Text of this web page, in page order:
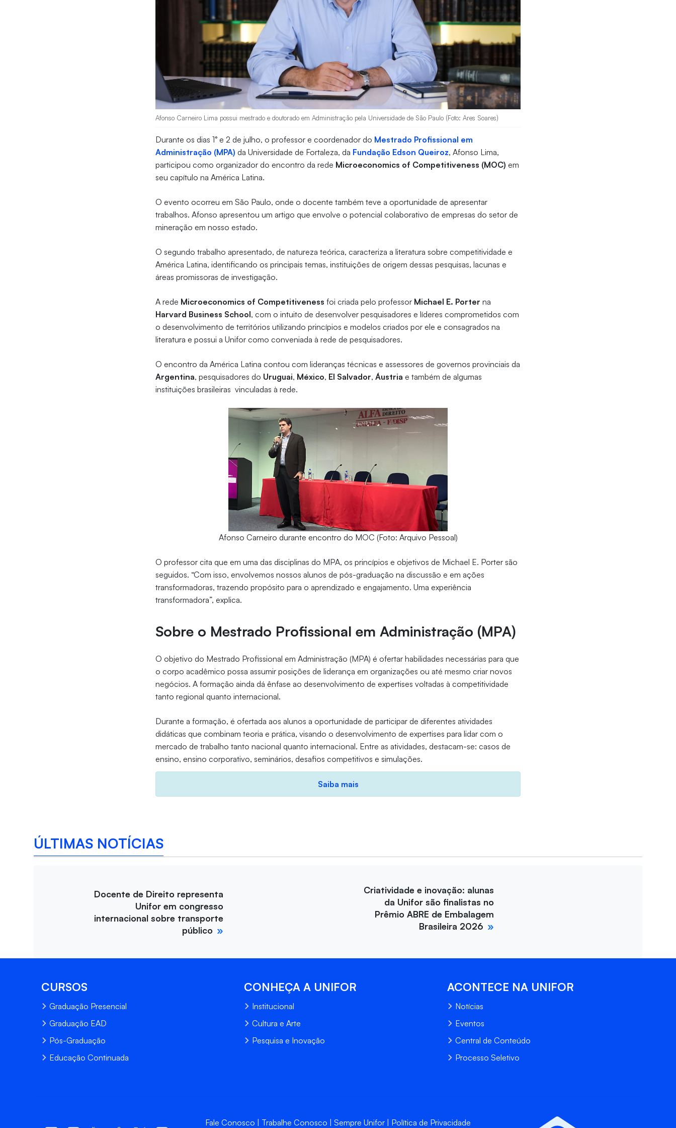
Afonso Carneiro Lima possui mestrado e doutorado em Administração pela Universidade de São Paulo (Foto: Ares Soares)
Durante os dias 1° e 2 de julho, o professor e coordenador do Mestrado Profissional em
Administração (MPA) da Universidade de Fortaleza, da Fundação Edson Queiroz, Afonso Lima,
participou como organizador do encontro da rede Microeconomics of Competitiveness (MOC) em
seu capítulo na América Latina.
O evento ocorreu em São Paulo, onde o docente também teve a oportunidade de apresentar
trabalhos. Afonso apresentou um artigo que envolve o potencial colaborativo de empresas do setor de
mineração em nosso estado.
O segundo trabalho apresentado, de natureza teórica, caracteriza a literatura sobre competitividade e
América Latina, identificando os principais temas, instituições de origem dessas pesquisas, lacunas e
áreas promissoras de investigação.
A rede Microeconomics of Competitiveness foi criada pelo professor Michael E. Porter na
Harvard Business School, com o intuito de desenvolver pesquisadores e líderes comprometidos com
o desenvolvimento de territórios utilizando princípios e modelos criados por ele e consagrados na
literatura e possui a Unifor como conveniada à rede de pesquisadores.
O encontro da América Latina contou com lideranças técnicas e assessores de governos provinciais da
Argentina, pesquisadores do Uruguai, México, El Salvador,Áustriae também de algumas
instituições brasileiras vinculadas à rede.
Afonso Carneiro durante encontro do MOC (Foto: Arquivo Pessoal)
O professor cita que em uma das disciplinas do MPA, os princípios e objetivos de Michael E. Porter são
seguidos. “Com isso, envolvemos nossos alunos de pós-graduação na discussão e em ações
transformadoras, trazendo propósito para o aprendizado e engajamento. Uma experiência
transformadora”, explica.
Sobre o Mestrado Profissional em Administração (MPA)
O objetivo do Mestrado Profissional em Administração (MPA) é ofertar habilidades necessárias para que
o corpo acadêmico possa assumir posições de liderança em organizações ou até mesmo criar novos
negócios. A formação ainda dá ênfase ao desenvolvimento de expertises voltadas à competitividade
tanto regional quanto internacional.
Durante a formação, é ofertada aos alunos a oportunidade de participar de diferentes atividades
didáticas que combinam teoria e prática, visando o desenvolvimento de expertises para lidar com o
mercado de trabalho tanto nacional quanto internacional. Entre as atividades, destacam-se: casos de
ensino, ensino corporativo, seminários, desafios competitivos e simulações.
Saiba mais
ÚLTIMAS NOTÍCIAS
Docente de Direito representa
Unifor em congresso
internacional sobre transporte
público
Criatividade e inovação: alunas
da Unifor são finalistas no
Prêmio ABRE de Embalagem
Brasileira 2026
CURSOS
Graduação Presencial
Graduação EAD
Pós-Graduação
Educação Continuada
CONHEÇA A UNIFOR
Institucional
Cultura e Arte
Pesquisa e Inovação
ACONTECE NA UNIFOR
Notícias
Eventos
Central de Conteúdo
Processo Seletivo
Fale Conosco Trabalhe Conosco Sempre Unifor Política de Privacidade